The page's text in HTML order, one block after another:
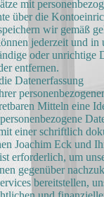
mit
über die
wir gemäß
jederzeit und in
oder unrichtige
entfernen.
Datenerfassung
Mitteln eine
einer schriftlich
Joachim Eck und
erforderlich, um
gegenüber
bereitstellen,